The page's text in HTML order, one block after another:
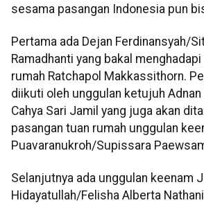
sesama pasangan Indonesia pun
Pertama ada Dejan Ferdinansyah/
Ramadhanti yang bakal
rumah Ratchapol Makkassithorn.
diikuti oleh unggulan ketujuh
Cahya Sari Jamil yang juga akan
pasangan tuan rumah unggulan
Puavaranukroh/Supissara
Selanjutnya ada unggulan keenam
Hidayatullah/Felisha Alberta